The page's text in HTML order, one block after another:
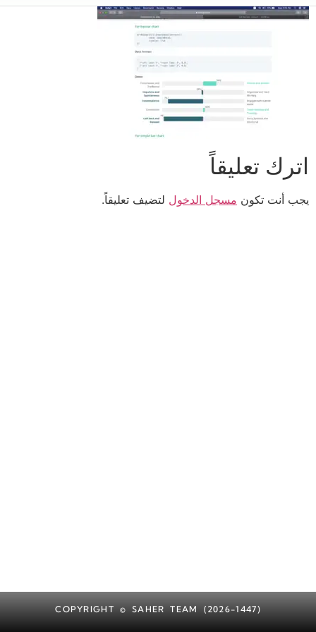
اترك تعليقاً
يجب أنت تكون مسجل الدخول لتضيف تعليقاً.
COPYRIGHT © SAHER TEAM (2026-1447)